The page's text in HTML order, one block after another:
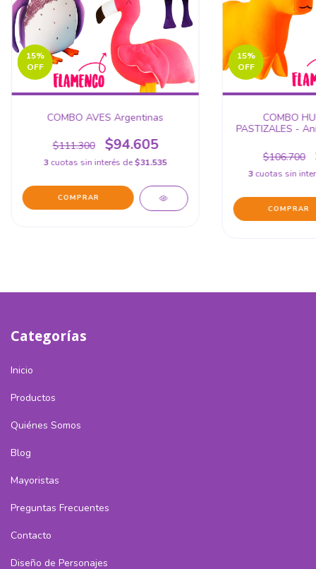
15%
OFF
COMBO AVES Argentinas
$111.300 $94.605
3cuotas sin interés de$31.535
15%
OFF
COMBO
PASTIZALES -
$106.700
3cuotas sin
Categorías
Inicio
Productos
Quiénes Somos
Blog
Mayoristas
Preguntas Frecuentes
Contacto
Diseño de Personajes